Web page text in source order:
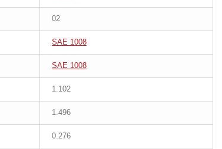
02
SAE 1008
SAE 1008
1.102
1.496
0.276